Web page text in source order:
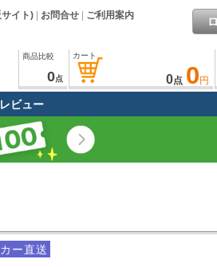
イト) お問合せ ご利用案内
カート
0点 0 円
商品比較
0点
ビュー
ー直送